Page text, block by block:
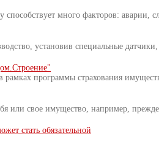
способствует много факторов: аварии,
установив специальные
программы страхования
или свое имущество, например,
стать обязательной